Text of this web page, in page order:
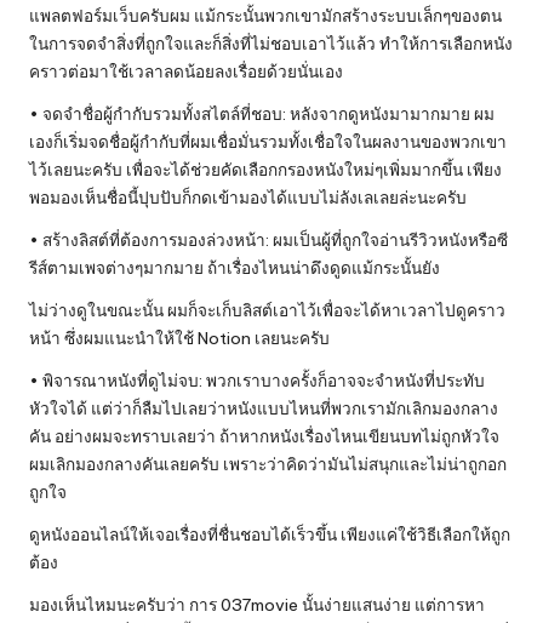
แพลตฟอร์มเว็บครับผม แม้กระนั้นพวกเขามักสร้างระบบเล็กๆของตน
ในการจดจำสิ่งที่ถูกใจและก็สิ่งที่ไม่ชอบเอาไว้แล้ว ทำให้การเลือกหนัง
คราวต่อมาใช้เวลาลดน้อยลงเรื่อยด้วยนั่นเอง
• จดจำชื่อผู้กำกับรวมทั้งสไตล์ที่ชอบ: หลังจากดูหนังมามากมาย ผม
เองก็เริ่มจดชื่อผู้กำกับที่ผมเชื่อมั่นรวมทั้งเชื่อใจในผลงานของพวกเขา
ไว้เลยนะครับ เพื่อจะได้ช่วยคัดเลือกกรองหนังใหม่ๆเพิ่มมากขึ้น เพียง
พอมองเห็นชื่อนี้ปุบปับก็กดเข้ามองได้แบบไม่ลังเลเลยล่ะนะครับ
• สร้างลิสต์ที่ต้องการมองล่วงหน้า: ผมเป็นผู้ที่ถูกใจอ่านรีวิวหนังหรือซี
รีส์ตามเพจต่างๆมากมาย ถ้าเรื่องไหนน่าดึงดูดแม้กระนั้นยัง
ไม่ว่างดูในขณะนั้น ผมก็จะเก็บลิสต์เอาไว้เพื่อจะได้หาเวลาไปดูคราว
หน้า ซึ่งผมแนะนำให้ใช้ Notion เลยนะครับ
• พิจารณาหนังที่ดูไม่จบ: พวกเราบางครั้งก็อาจจะจำหนังที่ประทับ
หัวใจได้ แต่ว่าก็ลืมไปเลยว่าหนังแบบไหนที่พวกเรามักเลิกมองกลาง
คัน อย่างผมจะทราบเลยว่า ถ้าหากหนังเรื่องไหนเขียนบทไม่ถูกหัวใจ
ผมเลิกมองกลางคันเลยครับ เพราะว่าคิดว่ามันไม่สนุกและไม่น่าถูกอก
ถูกใจ
ดูหนังออนไลน์ให้เจอเรื่องที่ชื่นชอบได้เร็วขึ้น เพียงแค่ใช้วิธีเลือกให้ถูก
ต้อง
มองเห็นไหมนะครับว่า การ 037movie นั้นง่ายแสนง่าย แต่การหา